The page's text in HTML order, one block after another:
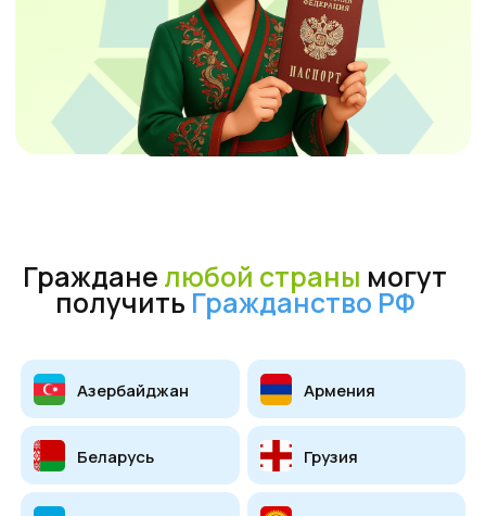
Граждане любой страны могут
получитьГражданство РФ
Азербайджан Армения
Носитель русского языка (ускоренный путь — 3 месяца)
Состоите в браке с гражданином РФ от 3 лет
Вы можете получить паспорт РФ,
если вы:
Молдова Таджикистан
Другие страны мира